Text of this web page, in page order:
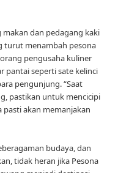
dan pedagang kaki
turut menambah pesona
pengusaha kuliner
pantai seperti sate kelinci
pengunjung. “Saat
pastikan untuk mencicipi
pasti akan memanjakan
budaya, dan
tidak heran jika Pesona